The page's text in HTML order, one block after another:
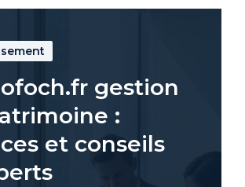
gestion
:
et conseils